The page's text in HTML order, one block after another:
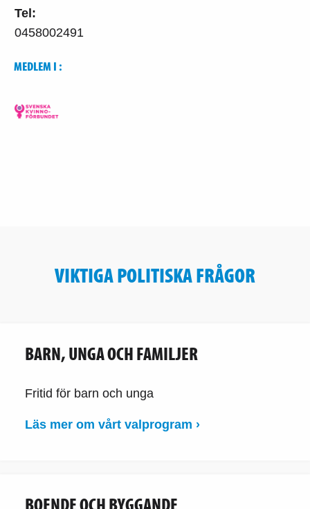
Tel:
0458002491
MEDLEM I :
VIKTIGA POLITISKA FRÅGOR
BARN, UNGA OCH FAMILJER
Fritid för barn och unga
Läs mer om vårt valprogram ›
BOENDE OCH BYGGANDE